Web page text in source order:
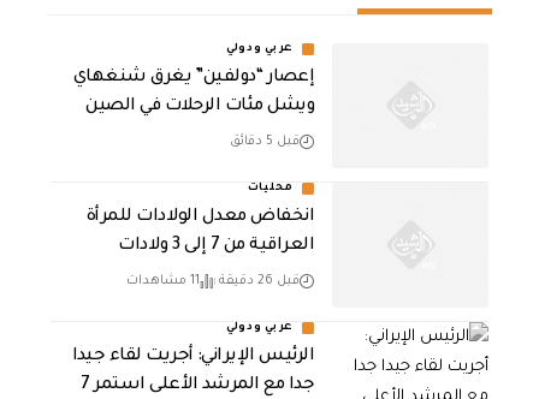
عربي ودولي
إعصار “دولفين” يغرق شنغهاي
ويشل مئات الرحلات في الصين
قبل 5 دقائق
محليات
انخفاض معدل الولادات للمرأة
العراقية من 7 إلى 3 ولادات
قبل 26 دقيقة 11 مشاهدات
عربي ودولي
الرئيس الإيراني: أجريت لقاء جيدا
جدا مع المرشد الأعلى استمر 7